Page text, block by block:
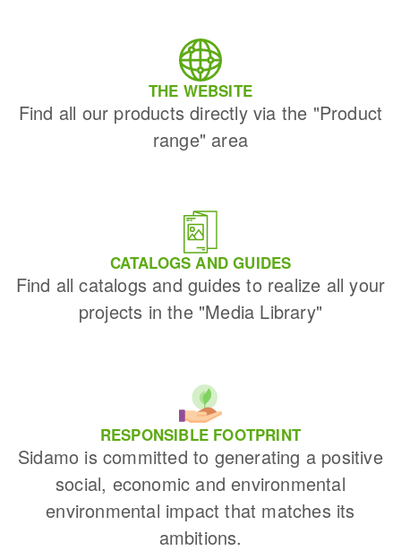
THE WEBSITE
Find all our products directly via the "Product
range" area
CATALOGS AND GUIDES
Find all catalogs and guides to realize all your
projects in the "Media Library"
RESPONSIBLE FOOTPRINT
Sidamo is committed to generating a positive
social, economic and environmental
environmental impact that matches its
ambitions.